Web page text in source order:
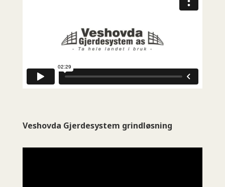
Veshovda Gjerdesystem grindløsning